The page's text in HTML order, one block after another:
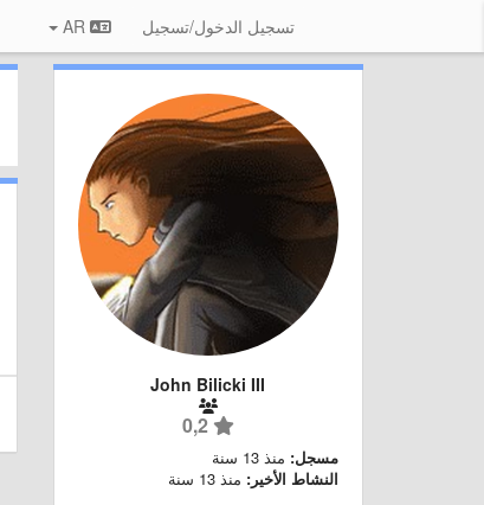
تسجيل الدخول/تسجيل
John Bilicki III
مسجل: منذ 13 سنة
النشاط الأخير: منذ 13 سنة